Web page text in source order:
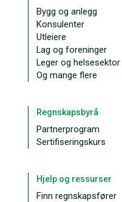
Bygg og anlegg
Konsulenter
Utleiere
Lag og foreninger
Leger og helsesektor
Og mange flere
Regnskapsbyrå
Partnerprogram
Sertifiseringskurs
Hjelp og ressurser
Finn regnskapsfører